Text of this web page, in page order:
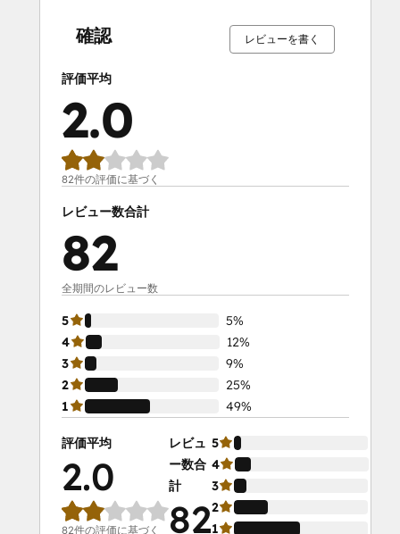
確認 レビューを書く
評価平均
2.0
82件の評価に基づく
レビュー数合計
82
全期間のレビュー数
5
了
5%
4
了
12%
3
了
9%
2
25%
1
49%
評価平均
2.0
82件の評価に基づく
レビュ
ー数合
計
82
5
了
4
了
3
了
2
了
1
了